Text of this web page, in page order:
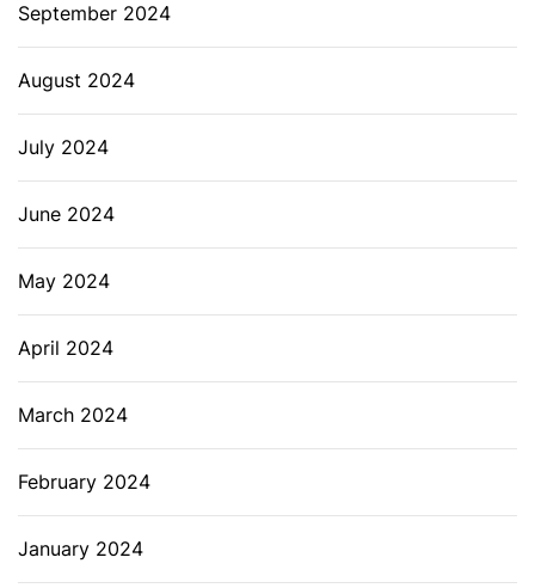
September 2024
August 2024
July 2024
June 2024
May 2024
April 2024
March 2024
February 2024
January 2024